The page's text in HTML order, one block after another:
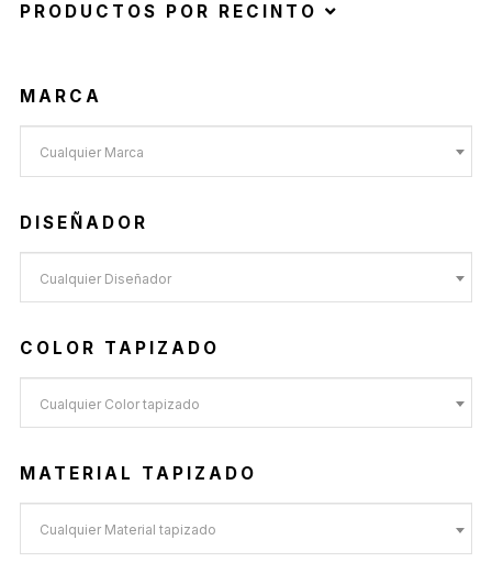
PRODUCTOS POR RECINTO
MARCA
Cualquier Marca
DISEÑADOR
Cualquier Diseñador
COLOR TAPIZADO
Cualquier Color tapizado
MATERIAL TAPIZADO
Cualquier Material tapizado